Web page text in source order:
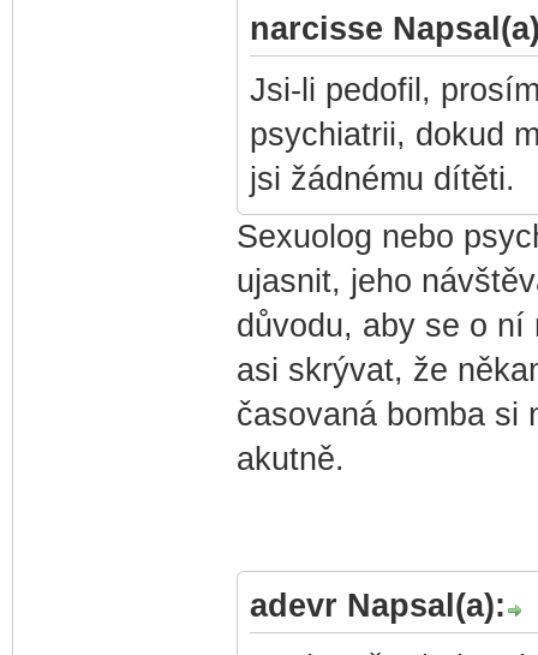
narcisse
Jsi-li pedofil,
psychiatrii, dokud
jsi žádnému dítěti.
Sexuolog nebo
ujasnit, jeho
důvodu, aby se o ní
asi skrývat, že
časovaná bomba si
akutně.
adevr Napsal(a):